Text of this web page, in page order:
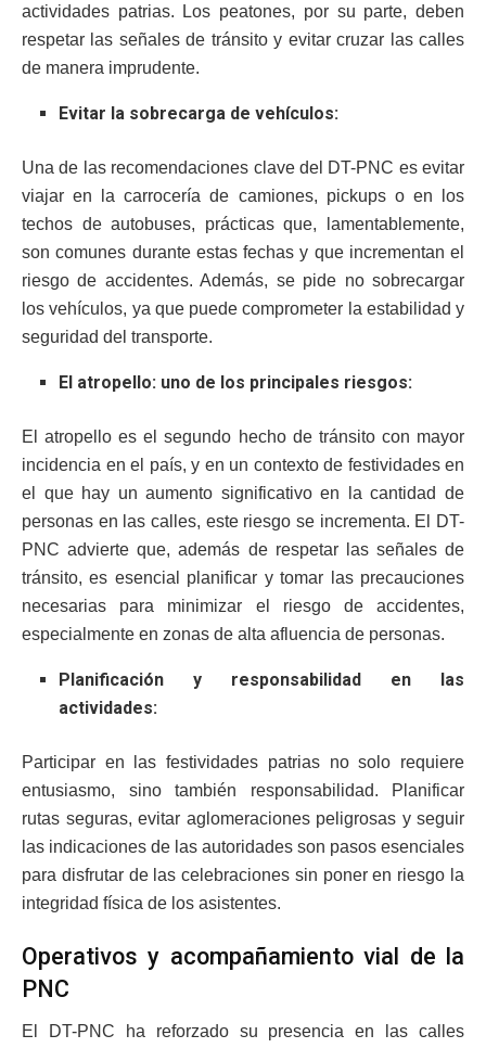
actividades patrias. Los peatones, por su parte, deben
respetar las señales de tránsito y evitar cruzar las calles
de manera imprudente.
Evitar la sobrecarga de vehículos:
Una de las recomendaciones clave del DT-PNC es evitar
viajar en la carrocería de camiones, pickups o en los
techos de autobuses, prácticas que, lamentablemente,
son comunes durante estas fechas y que incrementan el
riesgo de accidentes. Además, se pide no sobrecargar
los vehículos, ya que puede comprometer la estabilidad y
seguridad del transporte.
El atropello: uno de los principales riesgos:
El atropello es el segundo hecho de tránsito con mayor
incidencia en el país, y en un contexto de festividades en
el que hay un aumento significativo en la cantidad de
personas en las calles, este riesgo se incrementa. El DT-
PNC advierte que, además de respetar las señales de
tránsito, es esencial planificar y tomar las precauciones
necesarias para minimizar el riesgo de accidentes,
especialmente en zonas de alta afluencia de personas.
Planificación y responsabilidad en las
actividades:
Participar en las festividades patrias no solo requiere
entusiasmo, sino también responsabilidad. Planificar
rutas seguras, evitar aglomeraciones peligrosas y seguir
las indicaciones de las autoridades son pasos esenciales
para disfrutar de las celebraciones sin poner en riesgo la
integridad física de los asistentes.
Operativos y acompañamiento vial de la
PNC
El DT-PNC ha reforzado su presencia en las calles